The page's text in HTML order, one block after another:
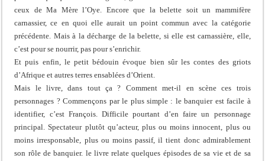
ceux de Ma Mère l’Oye. Encore que la belette soit un mammifère
carnassier, ce en quoi elle aurait un point commun avec la catégorie
précédente. Mais à la décharge de la belette, si elle est carnassière, elle,
c’est pour se nourrir, pas pour s’enrichir.
Et puis enfin, le petit bédouin évoque bien sûr les contes des griots
d’Afrique et autres terres ensablées d’Orient.
Mais le livre, dans tout ça ? Comment met-il en scène ces trois
personnages ? Commençons par le plus simple : le banquier est facile à
identifier, c’est François. Difficile pourtant d’en faire un personnage
principal. Spectateur plutôt qu’acteur, plus ou moins innocent, plus ou
moins irresponsable, plus ou moins passif, il tient donc admirablement
son rôle de banquier. le livre relate quelques épisodes de sa vie et de sa